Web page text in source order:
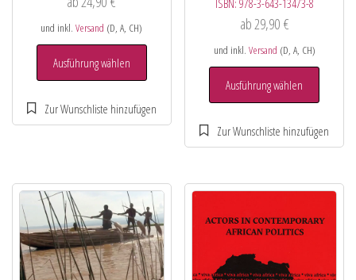
und inkl.Versand (D, A, CH)
Ausführung wählen
ISBN: 978-3-643-13473-8
ab29,90 €
und inkl. Versand (D, A, CH)
Ausführung wählen